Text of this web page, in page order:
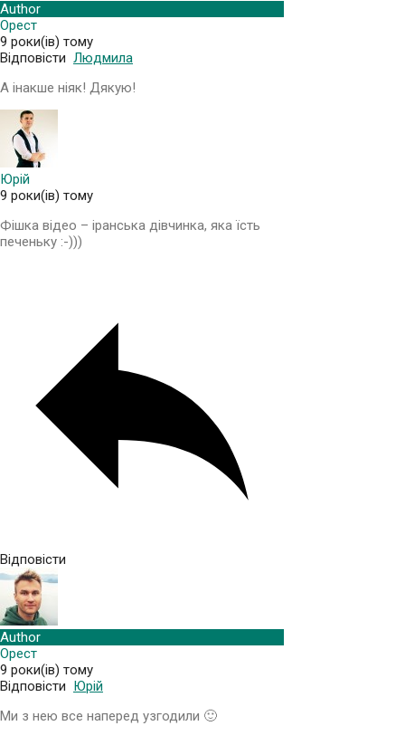
Author
Орест
9 роки(ів) тому
Відповісти Людмила
А інакше ніяк! Дякую!
Юрій
9 роки(ів) тому
Фішка відео – іранська дівчинка, яка їсть
печеньку :-)))
Відповісти
Author
Орест
9 роки(ів) тому
Відповісти Юрій
Ми з нею все наперед узгодили 🙂